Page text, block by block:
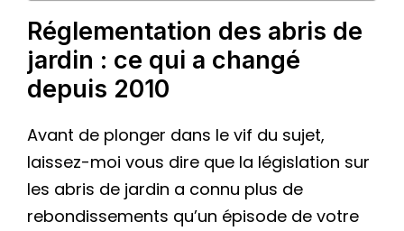
Réglementation des abris de
jardin : ce qui a changé
depuis 2010
Avant de plonger dans le vif du sujet,
laissez-moi vous dire que la législation sur
les abris de jardin a connu plus de
rebondissements qu’un épisode de votre